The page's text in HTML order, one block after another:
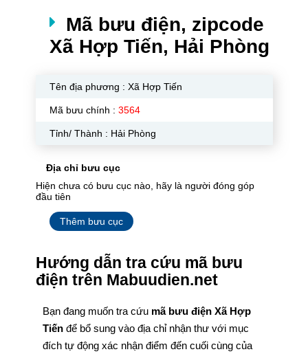
Mã bưu điện, zipcode
Xã Hợp Tiến, Hải Phòng
Tên địa phương : Xã Hợp Tiến
Mã bưu chính : 3564
Tỉnh/ Thành : Hải Phòng
Địa chỉ bưu cục
Hiện chưa có bưu cục nào, hãy là người đóng góp
đầu tiên
Thêm bưu cục
Hướng dẫn tra cứu mã bưu
điện trên Mabuudien.net
Bạn đang muốn tra cứu mã bưu điện Xã Hợp
Tiến để bổ sung vào địa chỉ nhận thư với mục
đích tự động xác nhận điểm đến cuối cùng của